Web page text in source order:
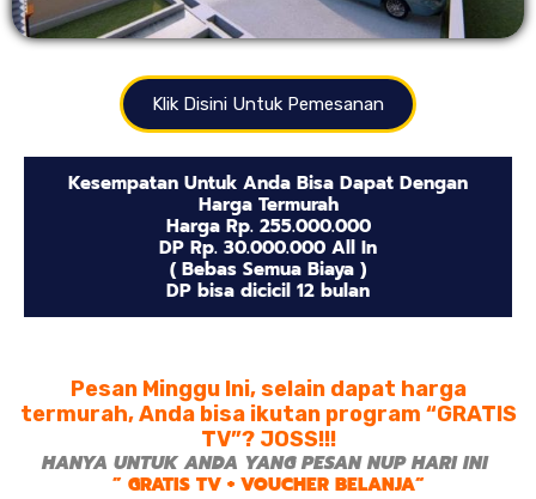
Klik Disini Untuk Pemesanan
Kesempatan Untuk Anda Bisa Dapat Dengan
Harga Termurah
Harga Rp. 255.000.000
DP Rp. 30.000.000 All In
( Bebas Semua Biaya )
DP bisa dicicil 12 bulan
Pesan Minggu Ini, selain dapat harga
termurah, Anda bisa ikutan program “GRATIS
TV”? JOSS!!!
HANYA UNTUK ANDA YANG PESAN NUP HARI INI
” GRATIS TV + VOUCHER BELANJA“